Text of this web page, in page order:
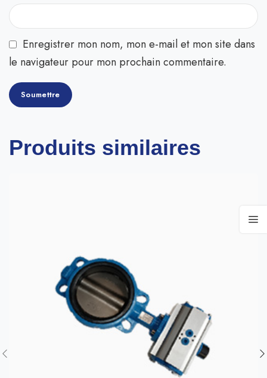
Enregistrer mon nom, mon e-mail et mon site dans
le navigateur pour mon prochain commentaire.
Produits similaires